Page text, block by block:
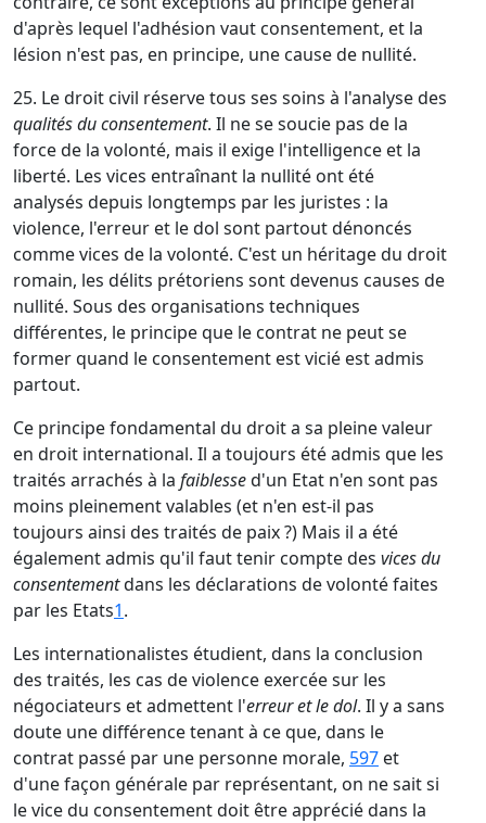
d'après lequel l'adhésion vaut consentement, et la
lésion n'est pas, en principe, une cause de nullité.
25. Le droit civil réserve tous ses soins à l'analyse des
qualités du consentement. Il ne se soucie pas de la
force de la volonté, mais il exige l'intelligence et la
liberté. Les vices entraînant la nullité ont été
analysés depuis longtemps par les juristes : la
violence, l'erreur et le dol sont partout dénoncés
comme vices de la volonté. C'est un héritage du droit
romain, les délits prétoriens sont devenus causes de
nullité. Sous des organisations techniques
différentes, le principe que le contrat ne peut se
former quand le consentement est vicié est admis
partout.
Ce principe fondamental du droit a sa pleine valeur
en droit international. Il a toujours été admis que les
traités arrachés à la faiblessed'un Etat n'en sont pas
moins pleinement valables (et n'en est-il pas
toujours ainsi des traités de paix ?) Mais il a été
également admis qu'il faut tenir compte des vices du
consentementdans les déclarations de volonté faites
par les Etats1.
Les internationalistes étudient, dans la conclusion
des traités, les cas de violence exercée sur les
négociateurs et admettent l'erreur et le dol. Il y a sans
doute une différence tenant à ce que, dans le
contrat passé par une personne morale, 597 et
d'une façon générale par représentant, on ne sait si
le vice du consentement doit être apprécié dans la